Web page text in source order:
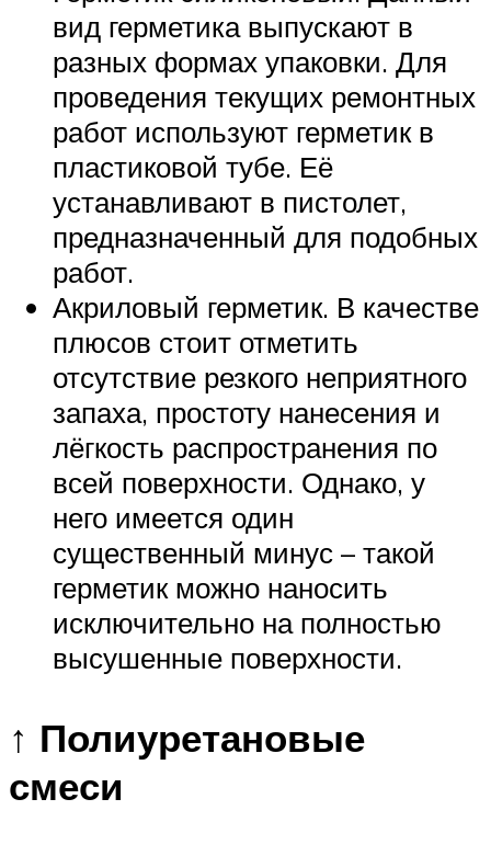
вид герметика выпускают в
разных формах упаковки. Для
проведения текущих ремонтных
работ используют герметик в
пластиковой тубе. Её
устанавливают в пистолет,
предназначенный для подобных
работ.
Акриловый герметик. В качестве
плюсов стоит отметить
отсутствие резкого неприятного
запаха, простоту нанесения и
лёгкость распространения по
всей поверхности. Однако, у
него имеется один
существенный минус – такой
герметик можно наносить
исключительно на полностью
высушенные поверхности.
↑ Полиуретановые
смеси